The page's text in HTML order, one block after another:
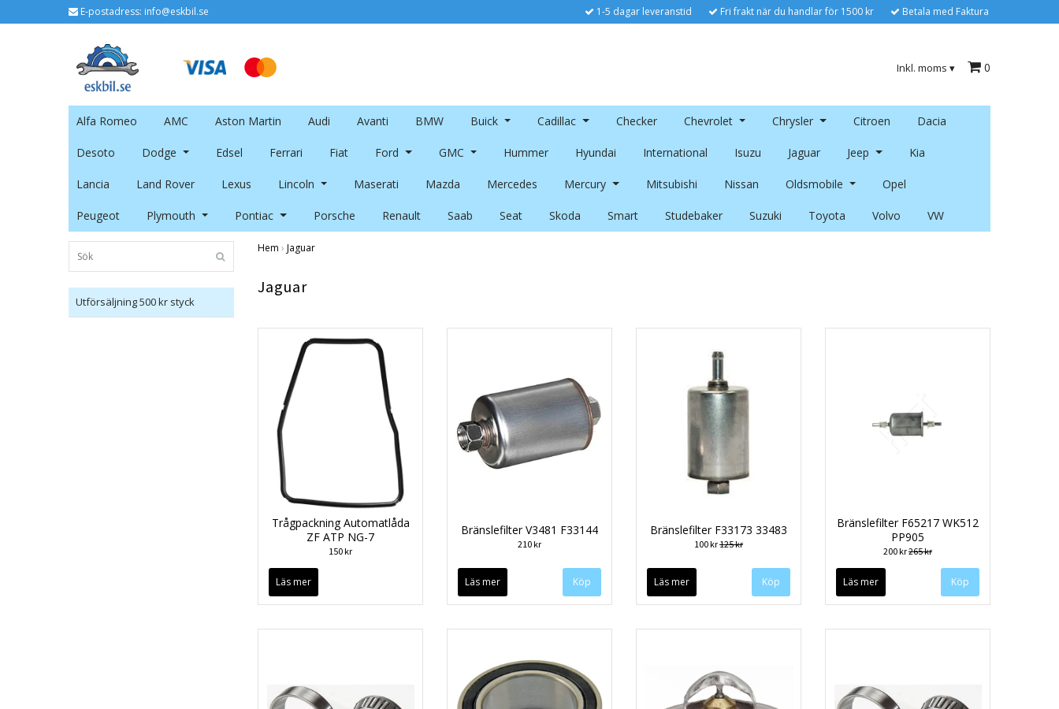
E-postadress: info@eskbil.se 1-5 dagar leveranstid Fri frakt när du handlar för 1500 kr Betala med Faktura
Inkl. moms ▾ 0
Alfa Romeo AMC Aston Martin Audi Avanti BMW Buick Cadillac Checker Chevrolet Chrysler Citroen Dacia
Desoto Dodge Edsel Ferrari Fiat Ford GMC Hummer Hyundai International Isuzu Jaguar Jeep Kia
Lancia Land Rover Lexus Lincoln Maserati Mazda Mercedes Mercury Mitsubishi Nissan Oldsmobile Opel
Peugeot Plymouth Pontiac Porsche Renault Saab Seat Skoda Smart Studebaker Suzuki Toyota Volvo VW
Utförsäljning 500 kr styck
Hem › Jaguar
Jaguar
Trågpackning Automatlåda
ZF ATP NG-7
150 kr
Läs mer
Bränslefilter V3481 F33144
210 kr
Läs mer
Bränslefilter F33173 33483
100 kr125 kr
Läs mer
Bränslefilter F65217 WK512
PP905
200 kr265 kr
Läs mer